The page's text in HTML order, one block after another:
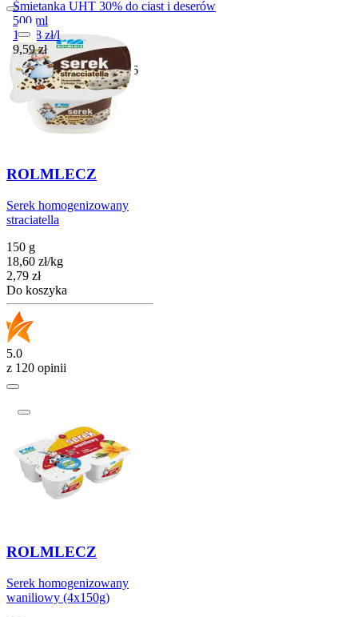
Śmietanka UHT 30% do ciast i deserów
500 ml
19,18 zł/l
Cena
9,59 zł
Przydatny do29-11-2026
ROLMLECZ
Serek homogenizowany
straciatella
150 g
18,60 zł/kg
Cena
2,79 zł
Do koszyka
5.0
z 120 opinii
ROLMLECZ
Serek homogenizowany
waniliowy (4x150g)